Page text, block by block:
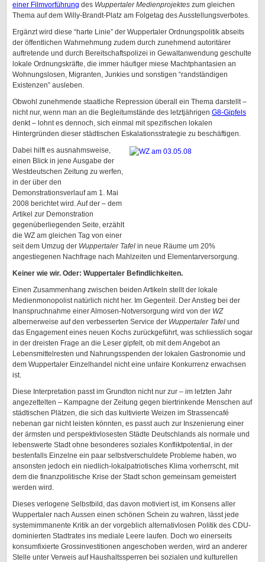
einer Filmvorführung des Wuppertaler Medienprojektes zum gleichen
Thema auf dem Willy-Brandt-Platz am Folgetag des Ausstellungsverbotes.
Ergänzt wird diese “harte Linie” der Wuppertaler Ordnungspolitik abseits
der öffentlichen Wahrnehmung zudem durch zunehmend autoritärer
auftretende und durch Bereitschaftspolizei in Gewaltanwendung geschulte
lokale Ordnungskräfte, die immer häufiger miese Machtphantasien an
Wohnungslosen, Migranten, Junkies und sonstigen “randständigen
Existenzen” ausleben.
Obwohl zunehmende staatliche Repression überall ein Thema darstellt –
nicht nur, wenn man an die Begleitumstände des letztjährigen G8-Gipfels
denkt – lohnt es dennoch, sich einmal mit spezifischen lokalen
Hintergründen dieser städtischen Eskalationsstrategie zu beschäftigen.
Dabei hilft es ausnahmsweise,
einen Blick in jene Ausgabe der
Westdeutschen Zeitung zu werfen,
in der über den
Demonstrationsverlauf am 1. Mai
2008 berichtet wird. Auf der – dem
Artikel zur Demonstration
gegenüberliegenden Seite, erzählt
die WZ am gleichen Tag von einer
seit dem Umzug der Wuppertaler Tafel in neue Räume um 20%
angestiegenen Nachfrage nach Mahlzeiten und Elementarversorgung.
Keiner wie wir. Oder: Wuppertaler Befindlichkeiten.
Einen Zusammenhang zwischen beiden Artikeln stellt der lokale
Medienmonopolist natürlich nicht her. Im Gegenteil. Der Anstieg bei der
Inanspruchnahme einer Almosen-Notversorgung wird von der WZ
albernerweise auf den verbesserten Service der Wuppertaler Tafel und
das Engagement eines neuen Kochs zurückgeführt, was schliesslich sogar
in der dreisten Frage an die Leser gipfelt, ob mit dem Angebot an
Lebensmittelresten und Nahrungsspenden der lokalen Gastronomie und
dem Wuppertaler Einzelhandel nicht eine unfaire Konkurrenz erwachsen
ist.
Diese Interpretation passt im Grundton nicht nur zur – im letzten Jahr
angezettelten – Kampagne der Zeitung gegen biertrinkende Menschen auf
städtischen Plätzen, die sich das kultivierte Weizen im Strassencafé
nebenan gar nicht leisten könnten, es passt auch zur Inszenierung einer
der ärmsten und perspektivlosesten Städte Deutschlands als normale und
lebenswerte Stadt ohne besonderes soziales Konfliktpotential, in der
bestenfalls Einzelne ein paar selbstverschuldete Probleme haben, wo
ansonsten jedoch ein niedlich-lokalpatriotisches Klima vorherrscht, mit
dem die finanzpolitische Krise der Stadt schon gemeinsam gemeistert
werden wird.
Dieses verlogene Selbstbild, das davon motiviert ist, im Konsens aller
Wuppertaler nach Aussen einen schönen Schein zu wahren, lässt jede
systemimmanente Kritik an der vorgeblich alternativlosen Politik des CDU-
dominierten Stadtrates ins mediale Leere laufen. Doch wo einerseits
konsumfixierte Grossinvestitionen angeschoben werden, wird an anderer
Stelle unter Verweis auf Haushaltssperren bei sozialen und kulturellen